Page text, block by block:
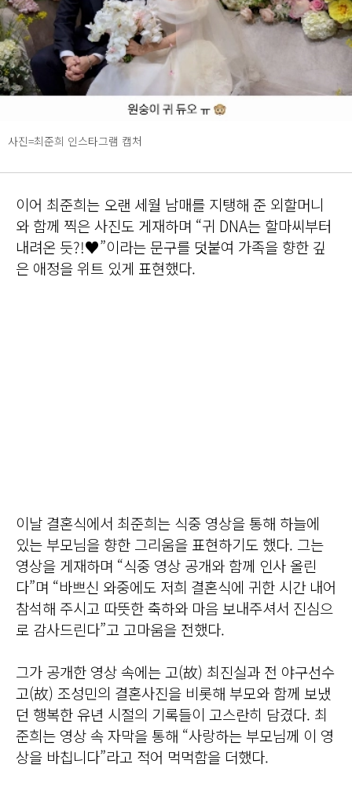
사진=최준희 인스타그램 캡처
이어 최준희는 오랜 세월 남매를 지탱해 준 외할머니
와 함께 찍은 사진도 게재하며 “귀 DNA는 할마씨부터
내려온 듯?!♥”이라는 문구를 덧붙여 가족을 향한 깊
은 애정을 위트 있게 표현했다.
이날 결혼식에서 최준희는 식중 영상을 통해 하늘에
있는 부모님을 향한 그리움을 표현하기도 했다. 그는
영상을 게재하며 “식중 영상 공개와 함께 인사 올린
다”며 “바쁘신 와중에도 저희 결혼식에 귀한 시간 내어
참석해 주시고 따뜻한 축하와 마음 보내주셔서 진심으
로 감사드린다”고 고마움을 전했다.
그가 공개한 영상 속에는 고(故) 최진실과 전 야구선수
고(故) 조성민의 결혼사진을 비롯해 부모와 함께 보냈
던 행복한 유년 시절의 기록들이 고스란히 담겼다. 최
준희는 영상 속 자막을 통해 “사랑하는 부모님께 이 영
상을 바칩니다”라고 적어 먹먹함을 더했다.